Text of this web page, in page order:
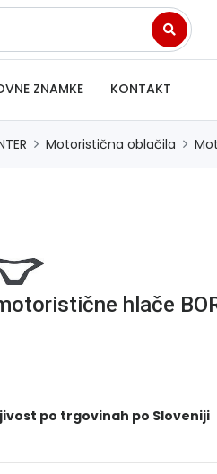
ZNAMKE KONTAKT
Motoristična oblačila
hlače
po trgovinah po Sloveniji